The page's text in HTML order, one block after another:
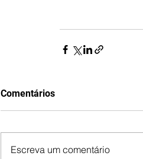
Comentários
Escreva um comentário